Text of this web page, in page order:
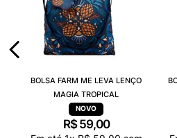
BOLSA FARM ME LEVA LENÇO
MAGIA TROPICAL
R$ 59,00